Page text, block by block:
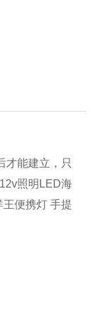
才能建立，只
12v照明LED海
便携灯 手提